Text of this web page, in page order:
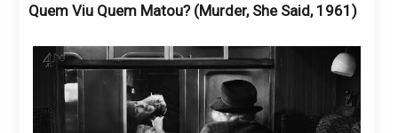
Quem Viu Quem Matou? (Murder, She Said, 1961)